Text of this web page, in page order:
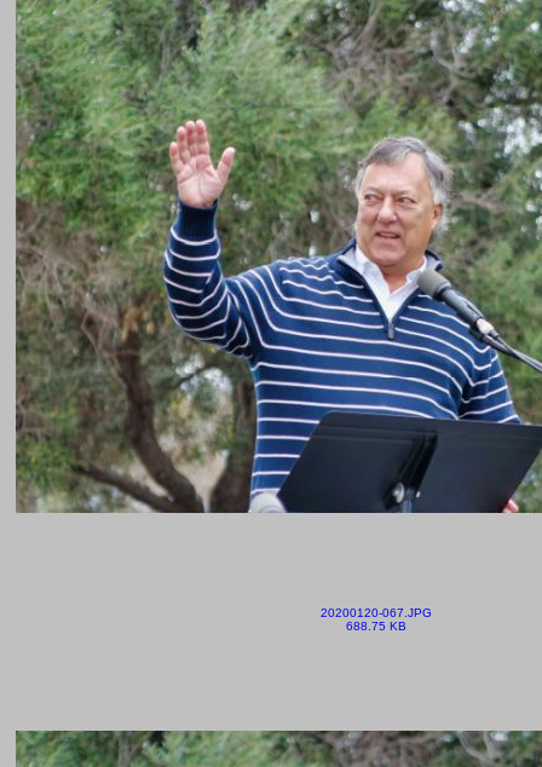
20200120-067.JPG
688.75 KB